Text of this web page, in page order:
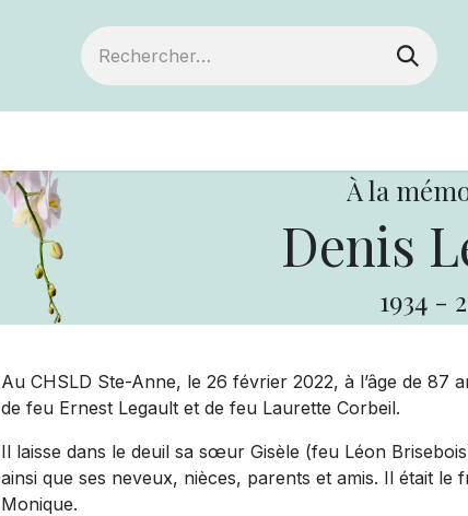
À la
Denis
1934 -
Au CHSLD Ste-Anne, le 26 février 2022, à l’âge de 87
de feu Ernest Legault et de feu Laurette Corbeil.
Il laisse dans le deuil sa sœur Gisèle (feu Léon
ainsi que ses neveux, nièces, parents et amis. Il était
Monique.